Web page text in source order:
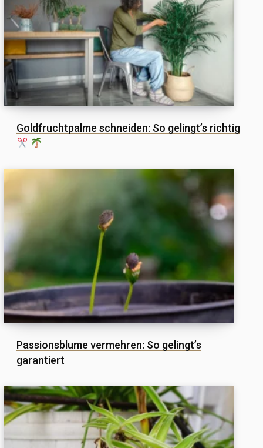
Goldfruchtpalme schneiden: So gelingt’s richtig
Passionsblume vermehren: So gelingt’s
garantiert